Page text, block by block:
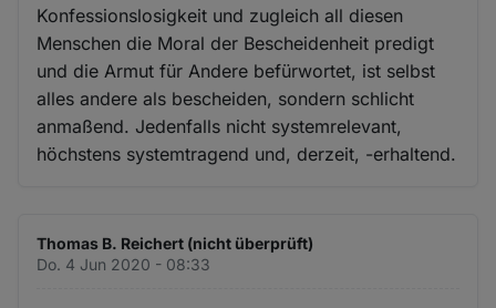
Konfessionslosigkeit und zugleich all diesen
Menschen die Moral der Bescheidenheit predigt
und die Armut für Andere befürwortet, ist selbst
alles andere als bescheiden, sondern schlicht
anmaßend. Jedenfalls nicht systemrelevant,
höchstens systemtragend und, derzeit, -erhaltend.
Thomas B. Reichert (nicht überprüft)
Do. 4 Jun 2020 - 08:33